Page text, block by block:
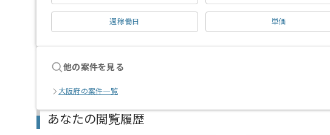
週稼働日 単価
他の案件を見る
大阪府の案件一覧
あなたの閲覧履歴